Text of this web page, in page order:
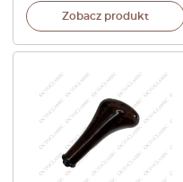
Zobacz produkt